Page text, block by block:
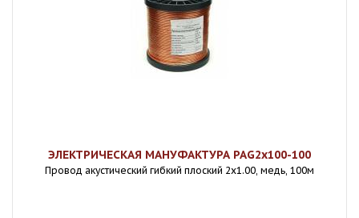
ЭЛЕКТРИЧЕСКАЯ МАНУФАКТУРА PAG2x100-100
Провод акустический гибкий плоский 2х1.00, медь, 100м